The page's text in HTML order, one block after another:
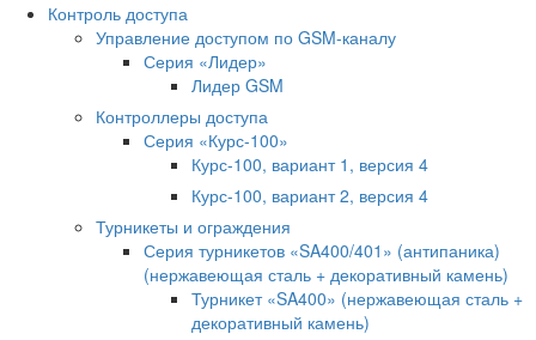
Контроль доступа
Управление доступом по GSM-каналу
Серия «Лидер»
Лидер GSM
Контроллеры доступа
Серия «Курс-100»
Курс-100, вариант 1, версия 4
Курс-100, вариант 2, версия 4
Турникеты и ограждения
Серия турникетов «SA400/401» (антипаника)
(нержавеющая сталь + декоративный камень)
Турникет «SA400» (нержавеющая сталь +
декоративный камень)